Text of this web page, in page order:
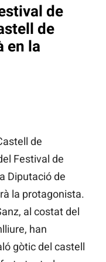
de
de
en la
de
Festival de
Diputació de
la protagonista.
al costat del
han
gòtic del castell